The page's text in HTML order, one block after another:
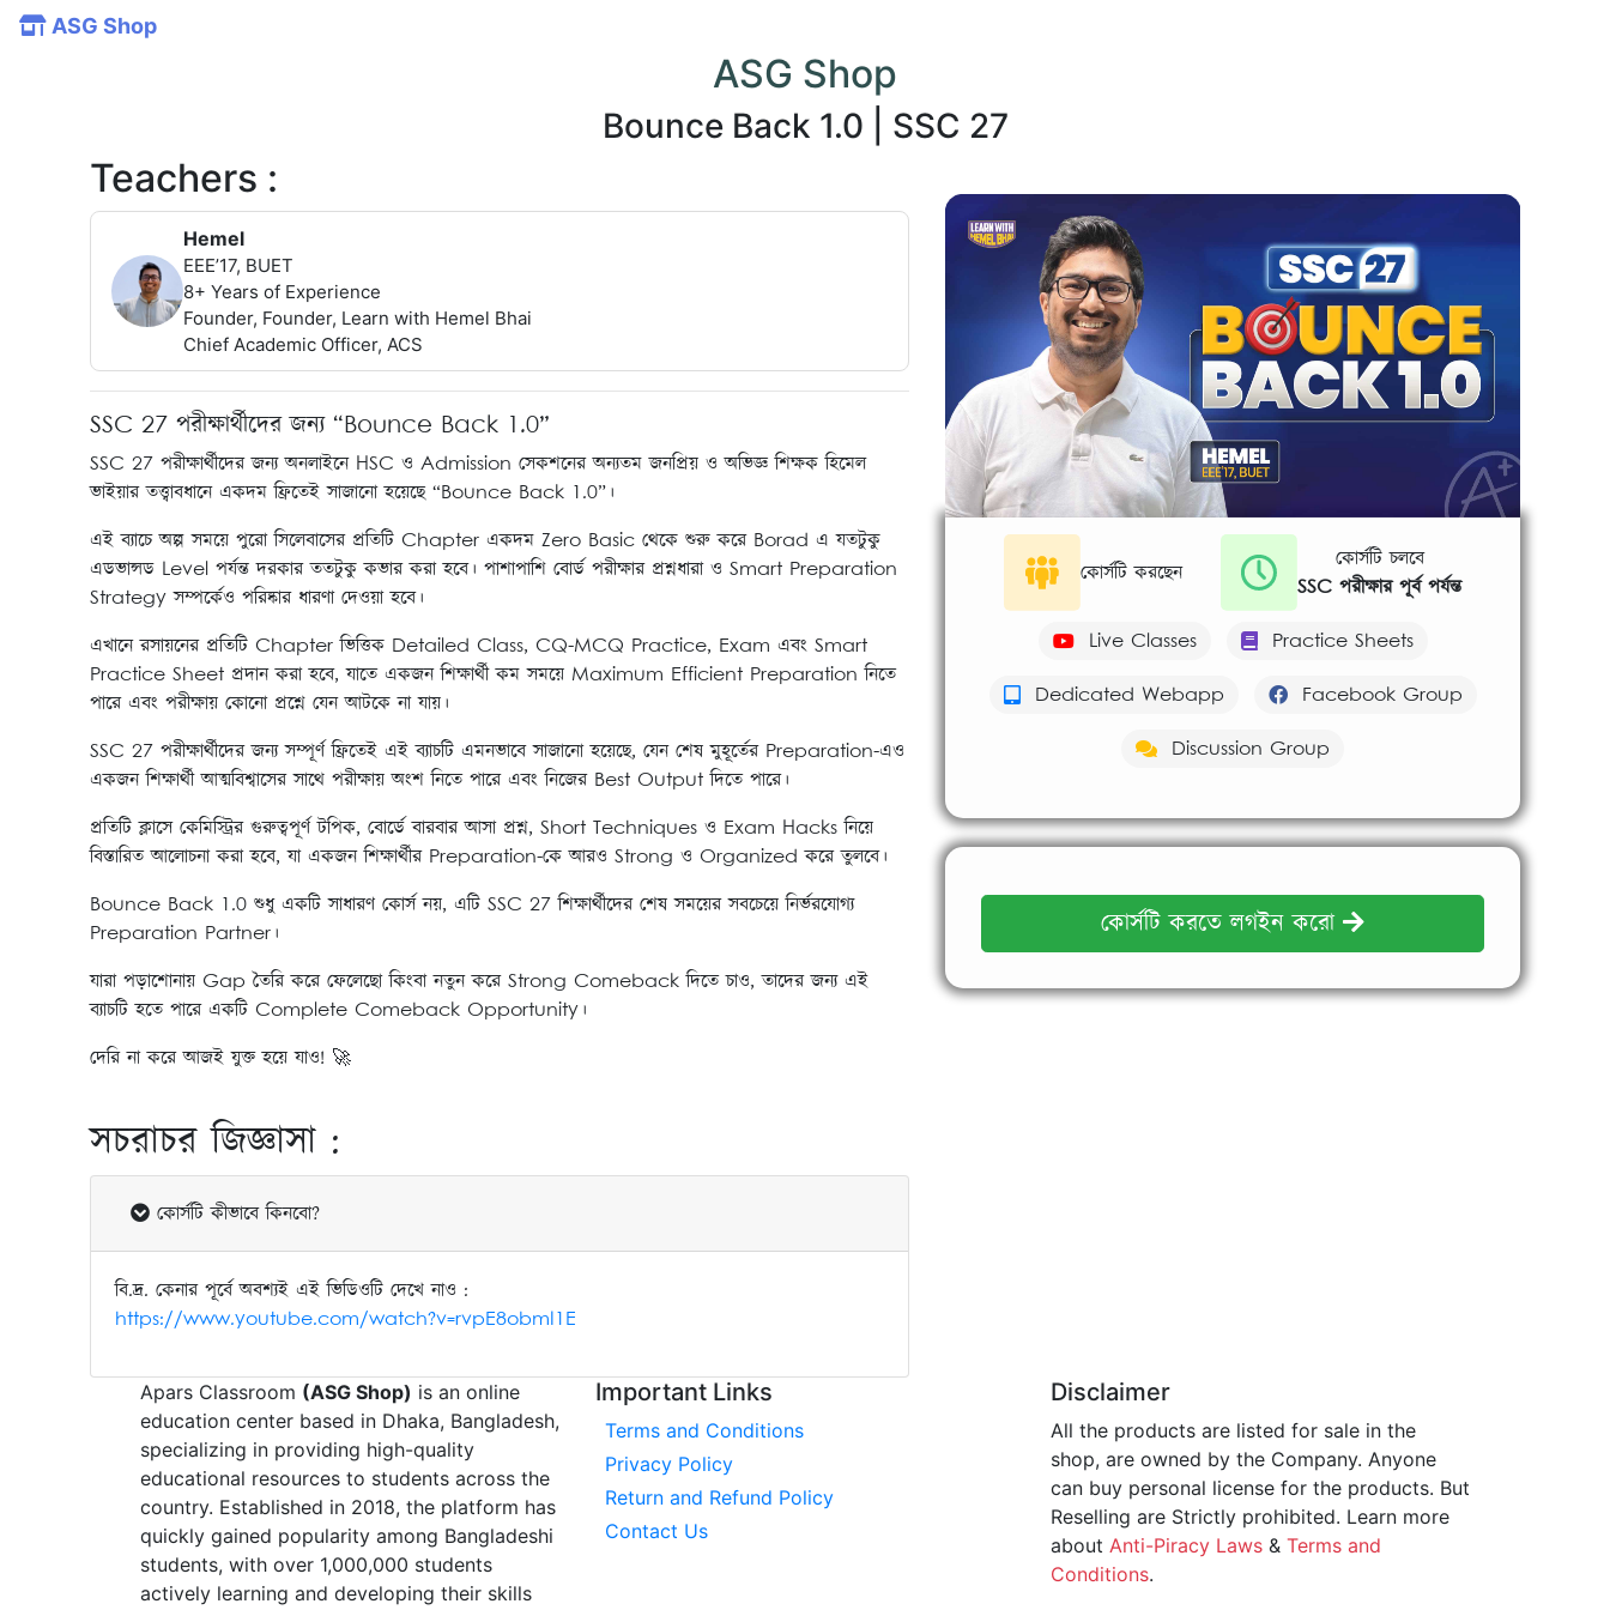
ASG Shop
ASG Shop
Bounce Back 1.0 | SSC 27
Teachers :
Hemel
EEE’17, BUET
8+ Years of Experience
Founder, Founder, Learn with Hemel Bhai
Chief Academic Officer, ACS
SSC 27 পরীক্ষার্থীদের জন্য “Bounce Back 1.0”
SSC 27 পরীক্ষার্থীদের জন্য অনলাইনে HSC ও Admission সেকশনের অন্যতম জনপ্রিয় ও অভিজ্ঞ শিক্ষক হিমেল
ভাইয়ার তত্ত্বাবধানে একদম ফ্রিতেই সাজানো হয়েছে “Bounce Back 1.0”।
এই ব্যাচে অল্প সময়ে পুরো সিলেবাসের প্রতিটি Chapter একদম Zero Basic থেকে শুরু করে Borad এ যতটুকু
এডভান্সড Level পর্যন্ত দরকার ততটুকু কভার করা হবে। পাশাপাশি বোর্ড পরীক্ষার প্রশ্নধারা ও Smart Preparation
Strategy সম্পর্কেও পরিষ্কার ধারণা দেওয়া হবে।
এখানে রসায়নের প্রতিটি Chapter ভিত্তিক Detailed Class, CQ-MCQ Practice, Exam এবং Smart
Practice Sheet প্রদান করা হবে, যাতে একজন শিক্ষার্থী কম সময়ে Maximum Efficient Preparation নিতে
পারে এবং পরীক্ষায় কোনো প্রশ্নে যেন আটকে না যায়।
SSC 27 পরীক্ষার্থীদের জন্য সম্পূর্ণ ফ্রিতেই এই ব্যাচটি এমনভাবে সাজানো হয়েছে, যেন শেষ মুহূর্তের Preparation-এও
একজন শিক্ষার্থী আত্মবিশ্বাসের সাথে পরীক্ষায় অংশ নিতে পারে এবং নিজের Best Output দিতে পারে।
প্রতিটি ক্লাসে কেমিস্ট্রির গুরুত্বপূর্ণ টপিক, বোর্ডে বারবার আসা প্রশ্ন, Short Techniques ও Exam Hacks নিয়ে
বিস্তারিত আলোচনা করা হবে, যা একজন শিক্ষার্থীর Preparation-কে আরও Strong ও Organized করে তুলবে।
Bounce Back 1.0 শুধু একটি সাধারণ কোর্স নয়, এটি SSC 27 শিক্ষার্থীদের শেষ সময়ের সবচেয়ে নির্ভরযোগ্য
Preparation Partner।
যারা পড়াশোনায় Gap তৈরি করে ফেলেছো কিংবা নতুন করে Strong Comeback দিতে চাও, তাদের জন্য এই
ব্যাচটি হতে পারে একটি Complete Comeback Opportunity।
দেরি না করে আজই যুক্ত হয়ে যাও! 🚀
সচরাচর জিজ্ঞাসা :
কোর্সটি কীভাবে কিনবো?
বি.দ্র. কেনার পূর্বে অবশ্যই এই ভিডিওটি দেখে নাও :
https://www.youtube.com/watch?v=rvpE8obmI1E
কোর্সটি করছেন
কোর্সটি চলবে
SSC পরীক্ষার পূর্ব পর্যন্ত
Live Classes Practice Sheets
Dedicated Webapp Facebook Group
Discussion Group
কোর্সটি করতে লগইন করো
Apars Classroom (ASG Shop) is an online
education center based in Dhaka, Bangladesh,
specializing in providing high-quality
educational resources to students across the
country. Established in 2018, the platform has
quickly gained popularity among Bangladeshi
students, with over 1,000,000 students
actively learning and developing their skills
Important Links
Terms and Conditions
Privacy Policy
Return and Refund Policy
Contact Us
Disclaimer
All the products are listed for sale in the
shop, are owned by the Company. Anyone
can buy personal license for the products. But
Reselling are Strictly prohibited. Learn more
about Anti-Piracy Laws & Terms and
Conditions.